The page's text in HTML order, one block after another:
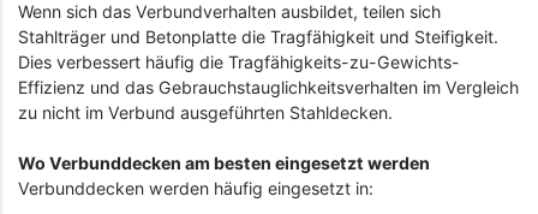
Wenn sich das Verbundverhalten ausbildet, teilen sich
Stahlträger und Betonplatte die Tragfähigkeit und Steifigkeit.
Dies verbessert häufig die Tragfähigkeits-zu-Gewichts-
Effizienz und das Gebrauchstauglichkeitsverhalten im Vergleich
zu nicht im Verbund ausgeführten Stahldecken.
Wo Verbunddecken am besten eingesetzt werden
Verbunddecken werden häufig eingesetzt in: